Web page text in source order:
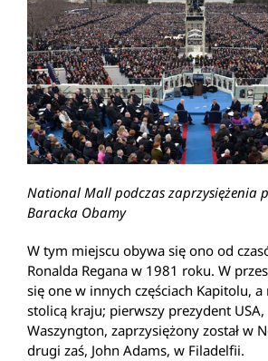
National Mall podczas zaprzysiężenia
Baracka Obamy
W tym miejscu obywa się ono od
Ronalda Regana w 1981 roku. W
się one w innych częściach Kapitolu, a
stolicą kraju; pierwszy prezydent USA,
Waszyngton, zaprzysiężony został w
drugi zaś, John Adams, w Filadelfii.